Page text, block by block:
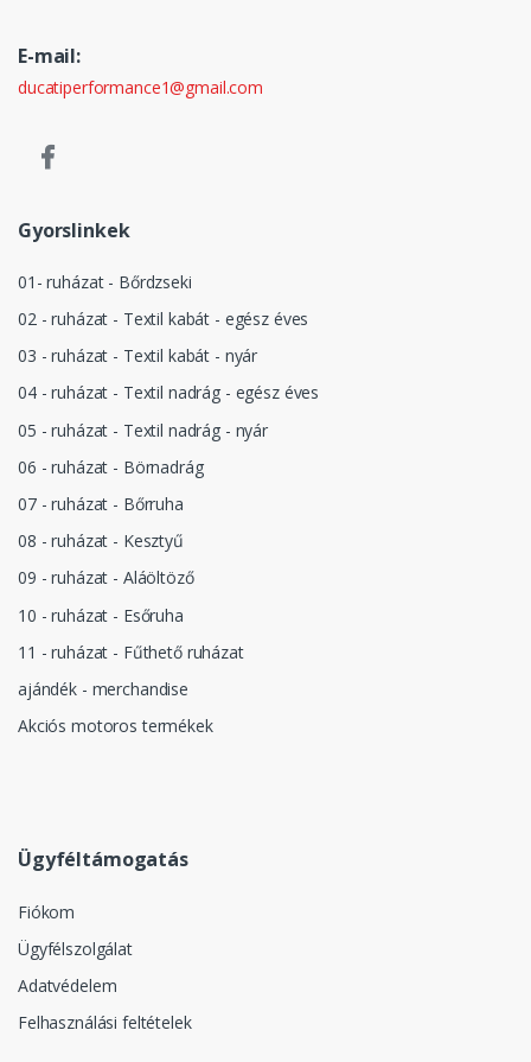
E-mail:
ducatiperformance1@gmail.com
Gyorslinkek
01- ruházat - Bőrdzseki
02 - ruházat - Textil kabát - egész éves
03 - ruházat - Textil kabát - nyár
04 - ruházat - Textil nadrág - egész éves
05 - ruházat - Textil nadrág - nyár
06 - ruházat - Börnadrág
07 - ruházat - Bőrruha
08 - ruházat - Kesztyű
09 - ruházat - Aláöltöző
10 - ruházat - Esőruha
11 - ruházat - Fűthető ruházat
ajándék - merchandise
Akciós motoros termékek
Ügyféltámogatás
Fiókom
Ügyfélszolgálat
Adatvédelem
Felhasználási feltételek